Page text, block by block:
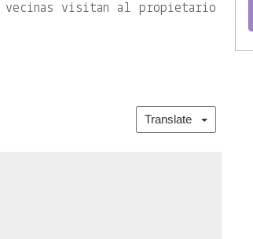
vecinas visitan al propietario
Translate